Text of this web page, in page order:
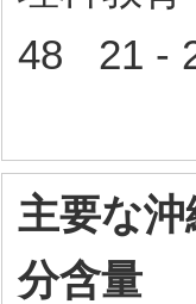
48 21 -
主要な
分含量